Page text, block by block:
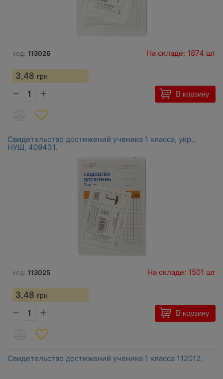
код: 113026 На складе: 1874 шт
3,48 грн
− + В корзину
Свидетельство достижений ученика 1 класса, укр.,
НУШ, 409431.
код: 113025 На складе: 1501 шт
3,48 грн
− + В корзину
Свидетельство достижений ученика 1 класса 112012.